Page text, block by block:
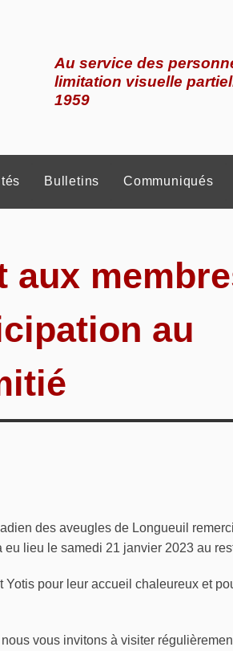
Au service des
limitation visuelle
1959
Bulletins Communiqués
aux
au
des aveugles de Longueuil
lieu le samedi 21 janvier 2023 au
Yotis pour leur accueil chaleureux et
vous invitons à visiter